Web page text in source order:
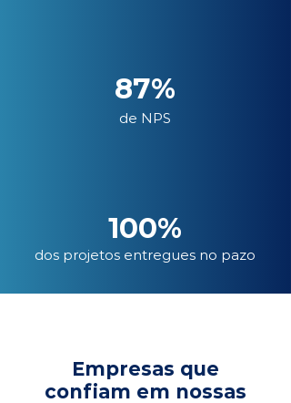
87%
de NPS
100%
dos projetos entregues no pazo
Empresas que
confiam em nossas